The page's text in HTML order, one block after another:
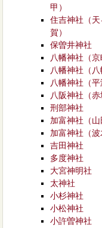
甲）
住吉神社（天
賀）
保曽井神社
八幡神社（京
八幡神社（八
八幡神社（平
八阪神社（赤
刑部神社
加富神社（山
加富神社（波
吉田神社
多度神社
大宮神明社
太神社
小杉神社
小松神社
小許曽神社